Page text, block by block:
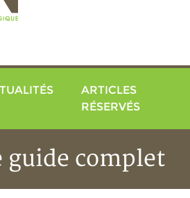
ARTICLES
RÉSERVÉS
guide complet